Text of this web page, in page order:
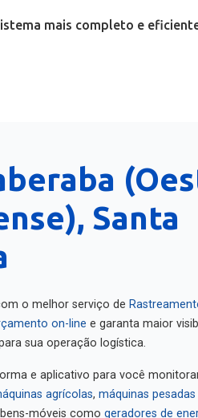
mais completo e
Santa
o melhor serviço de
on-line
e garanta maior
para sua operação logística.
e aplicativo para você
agrícolas máquinas pesadas
móveis como
geradores de